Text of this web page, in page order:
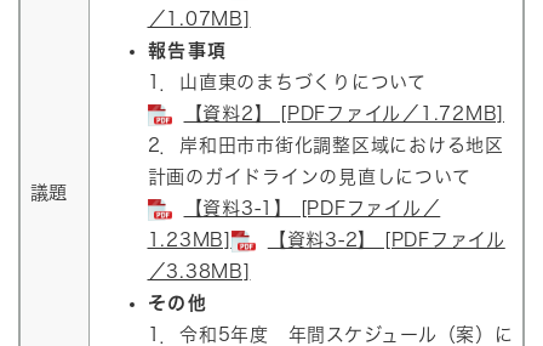
議題
／1.07MB]
報告事項
1．山直東のまちづくりについて​
【資料2】 [PDFファイル／1.72MB]
2．岸和田市市街化調整区域における地区
計画のガイドラインの見直しについて
【資料3-1】 [PDFファイル／
1.23MB]
【資料3-2】 [PDFファイル
／3.38MB]
その他
1．令和5年度 年間スケジュール（案）に